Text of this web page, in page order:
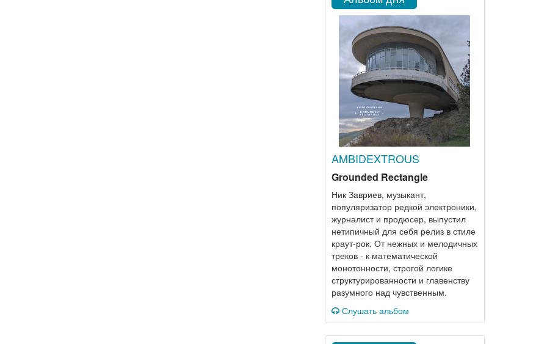
AMBIDEXTROUS
Grounded Rectangle
Ник Завриев, музыкант,
популяризатор редкой электроники,
журналист и продюсер, выпустил
нетипичный для себя релиз в стиле
краут-рок. От нежных и мелодичных
треков - к математической
монотонности, строгой логике
структурированности и главенству
разумного над чувственным.
Слушать альбом